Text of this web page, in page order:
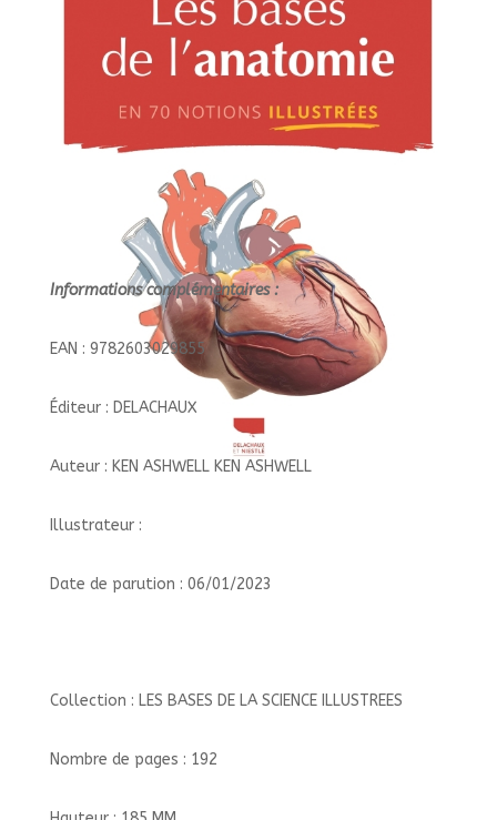
SCIENCE
Informations complémentaires :
EAN : 9782603029855
Éditeur : DELACHAUX
Auteur : KEN ASHWELL KEN ASHWELL
Illustrateur :
Date de parution : 06/01/2023
Collection : LES BASES DE LA SCIENCE ILLUSTREES
Nombre de pages : 192